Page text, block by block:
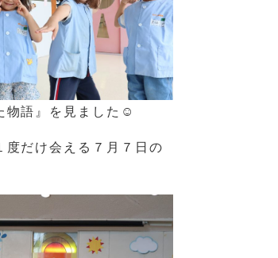
物語』を見ました☺
度だけ会える７月７日の